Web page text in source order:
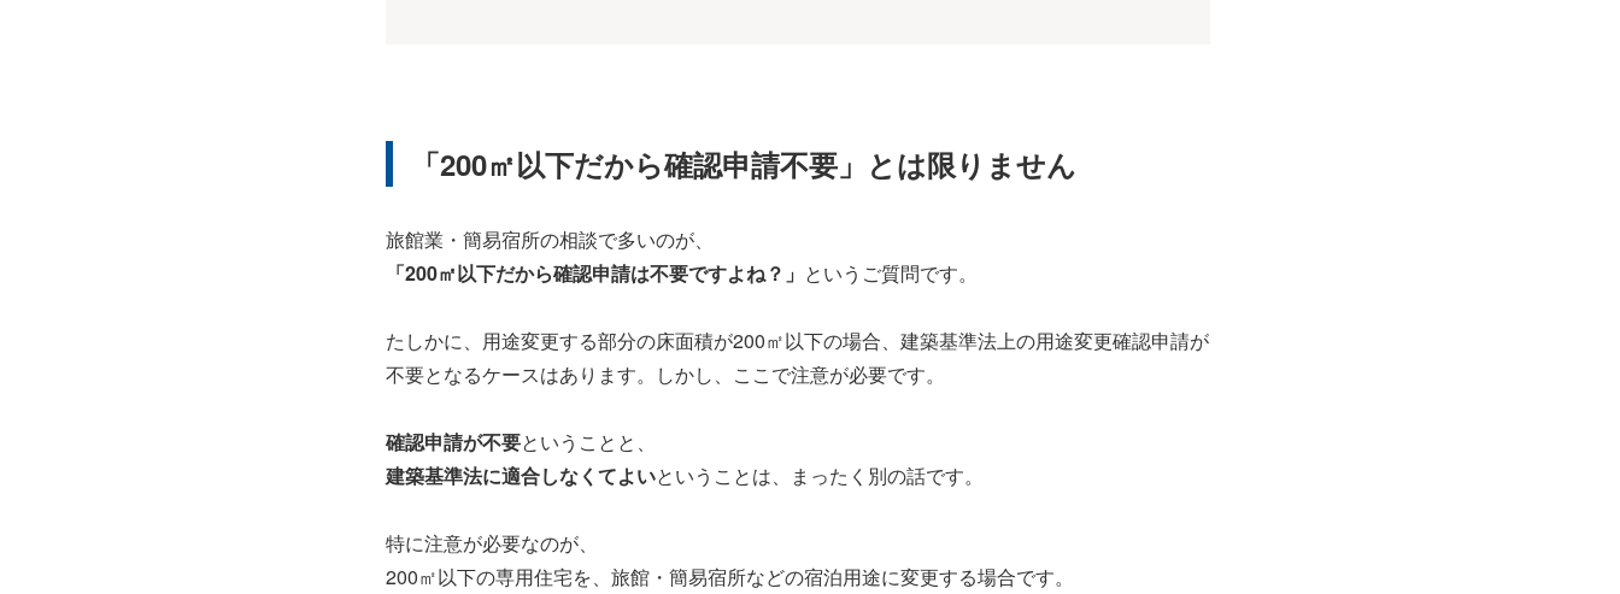
「200㎡以下だから確認申請不要」とは限りません
旅館業・簡易宿所の相談で多いのが、
「200㎡以下だから確認申請は不要ですよね？」 というご質問です。
たしかに、用途変更する部分の床面積が200㎡以下の場合、建築基準法上の用途変更確認申請が
不要となるケースはあります。しかし、ここで注意が必要です。
確認申請が不要ということと、
建築基準法に適合しなくてよいということは、まったく別の話です。
特に注意が必要なのが、
200㎡以下の専用住宅を、旅館・簡易宿所などの宿泊用途に変更する場合です。